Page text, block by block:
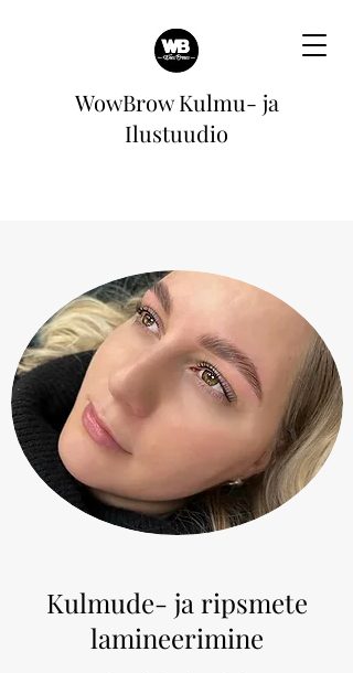
WowBrow Kulmu- ja
Ilustuudio
Kulmude- ja ripsmete
lamineerimine